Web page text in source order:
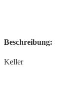
Beschreibung:
Keller